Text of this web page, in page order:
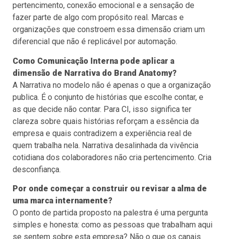
pertencimento, conexão emocional e a sensação de
fazer parte de algo com propósito real. Marcas e
organizações que constroem essa dimensão criam um
diferencial que não é replicável por automação.
Como Comunicação Interna pode aplicar a
dimensão de Narrativa do Brand Anatomy?
A Narrativa no modelo não é apenas o que a organização
publica. É o conjunto de histórias que escolhe contar, e
as que decide não contar. Para CI, isso significa ter
clareza sobre quais histórias reforçam a essência da
empresa e quais contradizem a experiência real de
quem trabalha nela. Narrativa desalinhada da vivência
cotidiana dos colaboradores não cria pertencimento. Cria
desconfiança.
Por onde começar a construir ou revisar a alma de
uma marca internamente?
O ponto de partida proposto na palestra é uma pergunta
simples e honesta: como as pessoas que trabalham aqui
se sentem sobre esta empresa? Não o que os canais